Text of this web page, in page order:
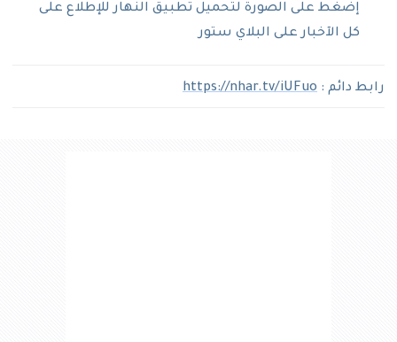
إضغط على الصورة لتحميل تطبيق النهار للإطلاع على
كل الآخبار على البلاي ستور
رابط دائم : https://nhar.tv/iUFuo